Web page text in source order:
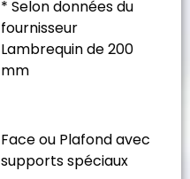
* Selon données du
fournisseur
Lambrequin de 200
mm
Face ou Plafond avec
supports spéciaux